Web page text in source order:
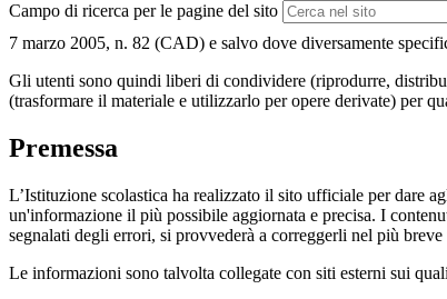
Campo di ricerca per le pagine del sito
7 marzo 2005, n. 82 (CAD) e salvo dove diversamente
Gli utenti sono quindi liberi di condividere (riprodurre,
(trasformare il materiale e utilizzarlo per opere derivate) per
Premessa
L’Istituzione scolastica ha realizzato il sito ufficiale per dare
un'informazione il più possibile aggiornata e precisa. I
segnalati degli errori, si provvederà a correggerli nel più breve
Le informazioni sono talvolta collegate con siti esterni sui